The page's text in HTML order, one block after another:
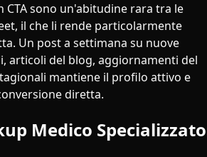
CTA sono un'abitudine rara tra le
il che li rende particolarmente
Un post a settimana su nuove
articoli del blog, aggiornamenti del
mantiene il profilo attivo e
diretta.
Medico Specializzato